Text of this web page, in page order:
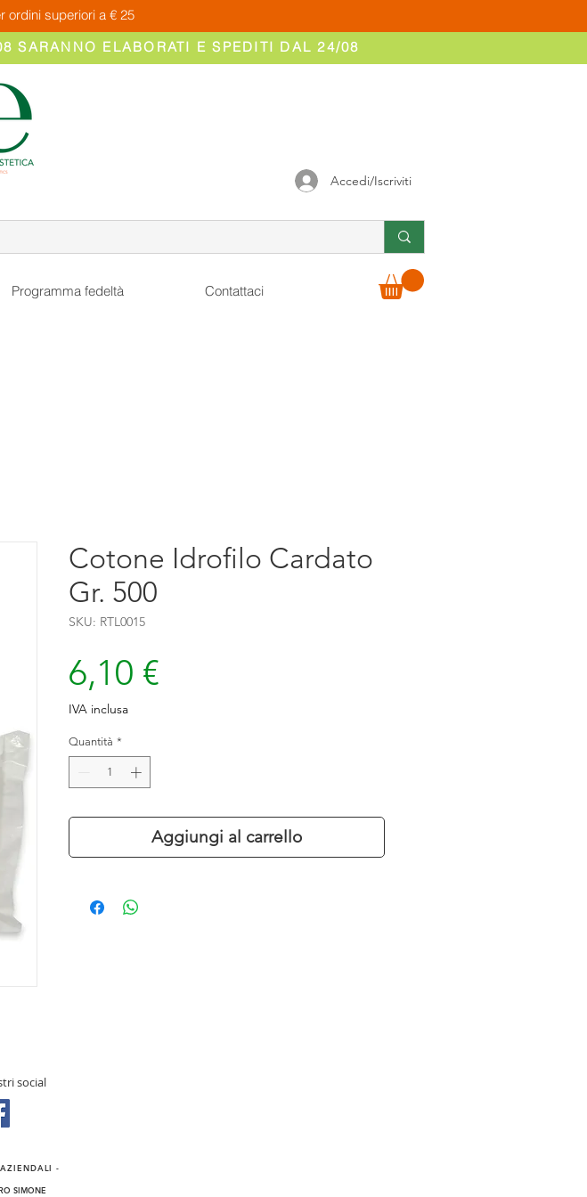
ordini superiori a € 25
SARANNO ELABORATI E SPEDITI DAL 24/08
Accedi/Iscriviti
Programma fedeltà Contattaci
Cotone Idrofilo Cardato
Gr. 500
SKU: RTL0015
6,10 €
IVA inclusa
Quantità *
Aggiungi al carrello
social
-
SIMONE